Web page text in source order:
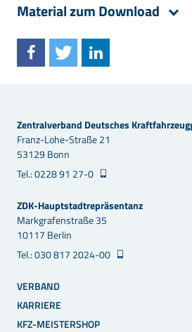
Material zum Download
Zentralverband Deutsches
Franz-Lohe-Straße 21
53129 Bonn
Tel.: 0228 91 27-0
ZDK-Hauptstadtrepräsentanz
Markgrafenstraße 35
10117 Berlin
Tel.: 030 817 2024-00
VERBAND
KARRIERE
KFZ-MEISTERSHOP